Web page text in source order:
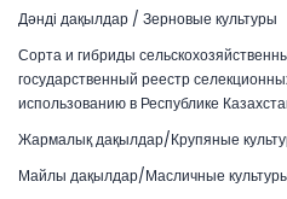
Дәнді дақылдар / Зерновые культуры
Сорта и гибриды
государственный реестр
использованию в Республике
Жармалық дақылдар/Крупяные
Майлы дақылдар/Масличные